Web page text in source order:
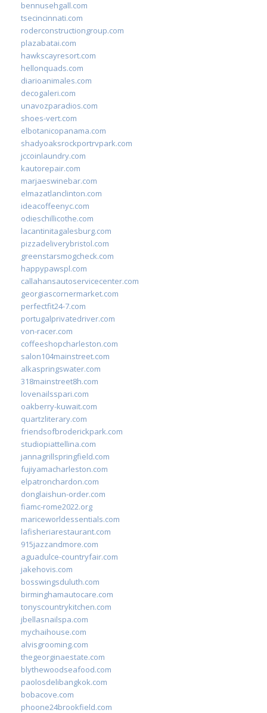
bennusehgall.com
tsecincinnati.com
roderconstructiongroup.com
plazabatai.com
hawkscayresort.com
hellonquads.com
diarioanimales.com
decogaleri.com
unavozparadios.com
shoes-vert.com
elbotanicopanama.com
shadyoaksrockportrvpark.com
jccoinlaundry.com
kautorepair.com
marjaeswinebar.com
elmazatlanclinton.com
ideacoffeenyc.com
odieschillicothe.com
lacantinitagalesburg.com
pizzadeliverybristol.com
greenstarsmogcheck.com
happypawspl.com
callahansautoservicecenter.com
georgiascornermarket.com
perfectfit24-7.com
portugalprivatedriver.com
von-racer.com
coffeeshopcharleston.com
salon104mainstreet.com
alkaspringswater.com
318mainstreet8h.com
lovenailsspari.com
oakberry-kuwait.com
quartzliterary.com
friendsofbroderickpark.com
studiopiattellina.com
jannagrillspringfield.com
fujiyamacharleston.com
elpatronchardon.com
donglaishun-order.com
fiamc-rome2022.org
mariceworldessentials.com
lafisheriarestaurant.com
915jazzandmore.com
aguadulce-countryfair.com
jakehovis.com
bosswingsduluth.com
birminghamautocare.com
tonyscountrykitchen.com
jbellasnailspa.com
mychaihouse.com
alvisgrooming.com
thegeorginaestate.com
blythewoodseafood.com
paolosdelibangkok.com
bobacove.com
phoone24brookfield.com